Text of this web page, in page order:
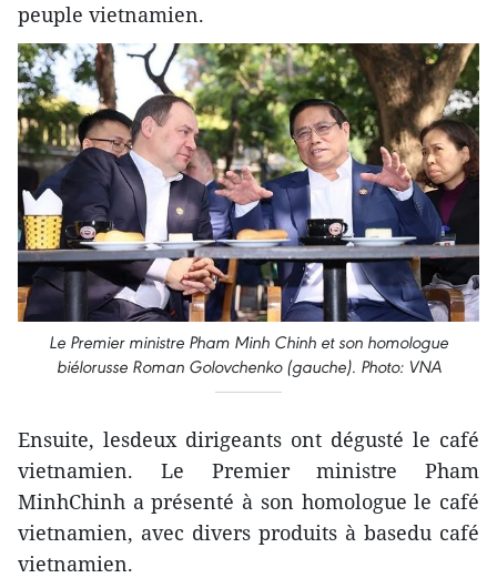
peuple vietnamien.
Le Premier ministre Pham Minh Chinh et son homologue
biélorusse Roman Golovchenko (gauche). Photo: VNA
Ensuite, lesdeux dirigeants ont dégusté le café
vietnamien. Le Premier ministre Pham
MinhChinh a présenté à son homologue le café
vietnamien, avec divers produits à basedu café
vietnamien.